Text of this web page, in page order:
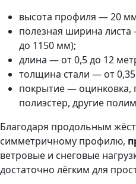
высота профиля — 20
полезная ширина
до 1150 мм);
длина — от 0,5 до 12
толщина стали — от
покрытие — оцинковка,
полиэстер, другие
Благодаря продольным
симметричному профилю,
ветровые и снеговые
достаточно лёгким для